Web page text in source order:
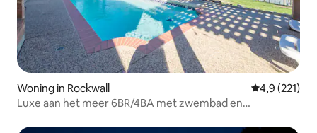
Woning in Rockwall Gemiddelde
4,9 (221)
Luxe aan het meer 6BR/4BA met zwembad en